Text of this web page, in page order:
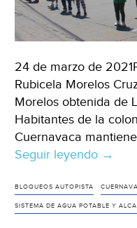
24 de marzo de
Rubicela Morelos
Morelos obtenida de
Habitantes de la
Cuernavaca
Seguir leyendo Mor:
→
BLOQUEOS AUTOPISTA
SISTEMA DE AGUA POTABLE Y